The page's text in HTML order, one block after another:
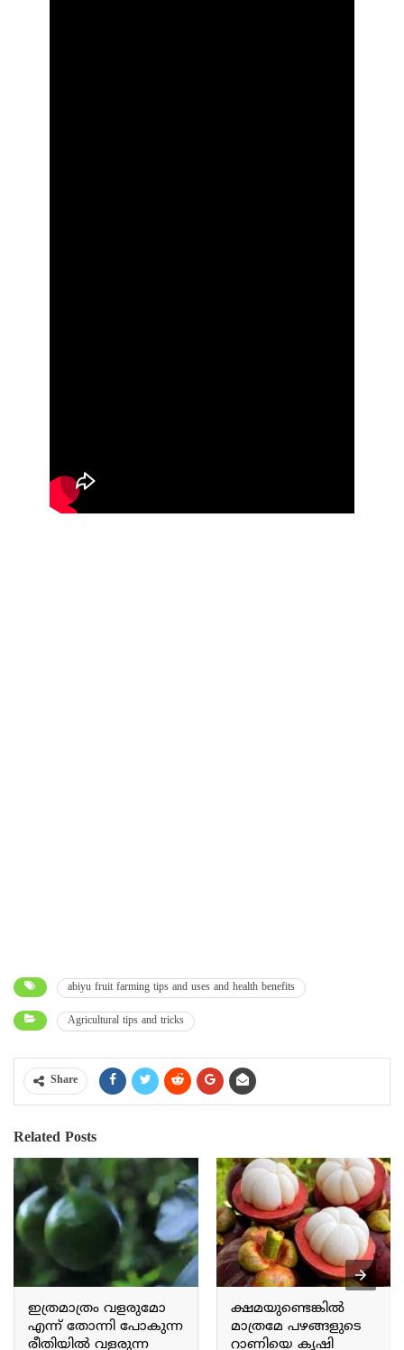
abiyu fruit farming tips and uses and health benefits
Agricultural tips and tricks
Share
Related Posts
ഇത്രമാത്രം വളരുമോ
എന്ന് തോന്നി പോകുന്ന
രീതിയിൽ വളരുന്ന
ക്ഷമയുണ്ടെങ്കിൽ
മാത്രമേ പഴങ്ങളുടെ
റാണിയെ കൃഷി